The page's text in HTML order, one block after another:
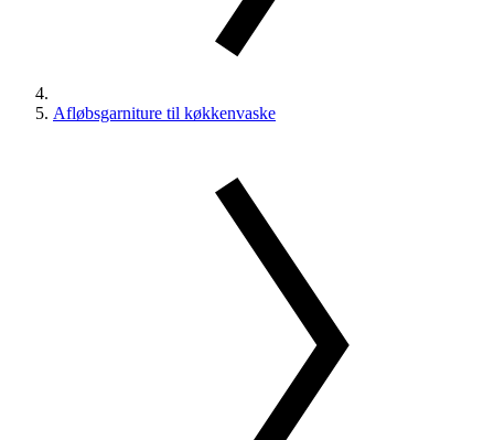
Afløbsgarniture til køkkenvaske